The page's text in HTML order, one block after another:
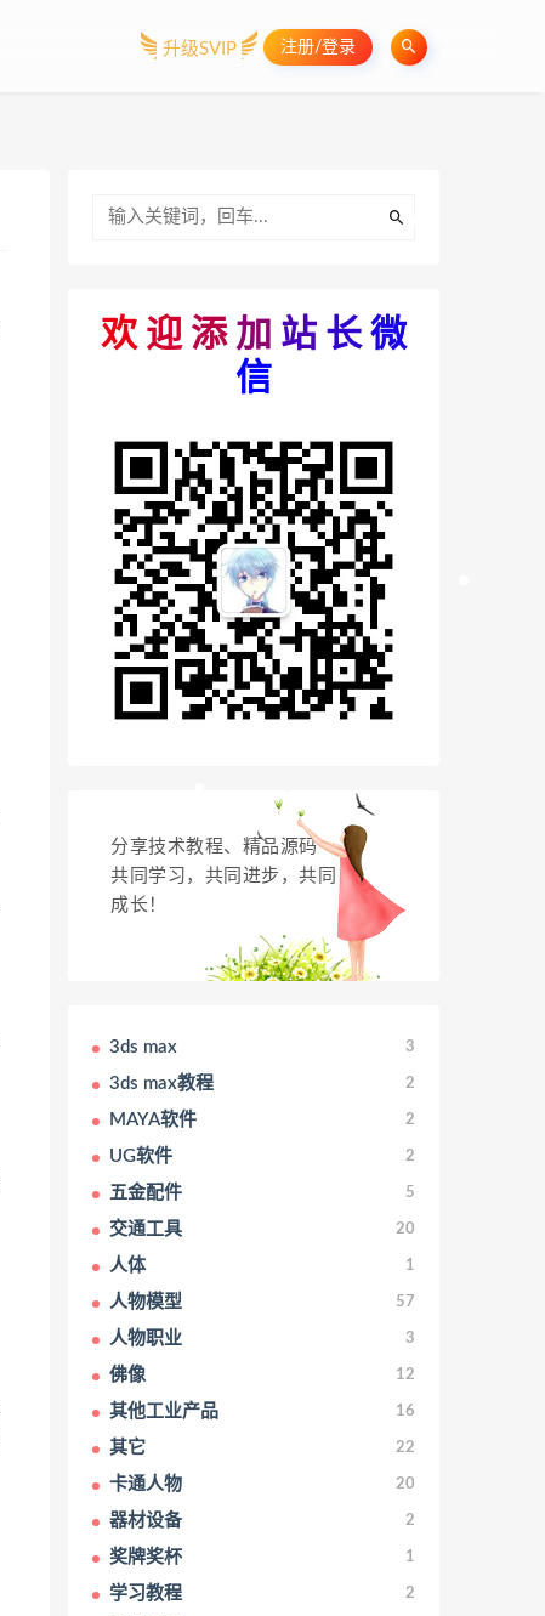
升级SVIP 注册/登录
欢 迎 添 加 站 长 微
信
分享技术教程、精品源码
共同学习，共同进步，共同
成长！
3ds max 3
3ds max教程 2
MAYA软件 2
UG软件 2
五金配件 5
交通工具 20
人体 1
人物模型 57
人物职业 3
佛像 12
其他工业产品 16
其它 22
卡通人物 20
器材设备 2
奖牌奖杯 1
学习教程 2